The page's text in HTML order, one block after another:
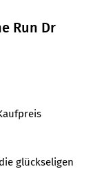
Run Dr
glückseligen